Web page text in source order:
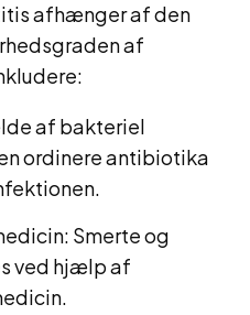
afhænger af den
af
af bakteriel
ordinere antibiotika
Smerte og
ved hjælp af